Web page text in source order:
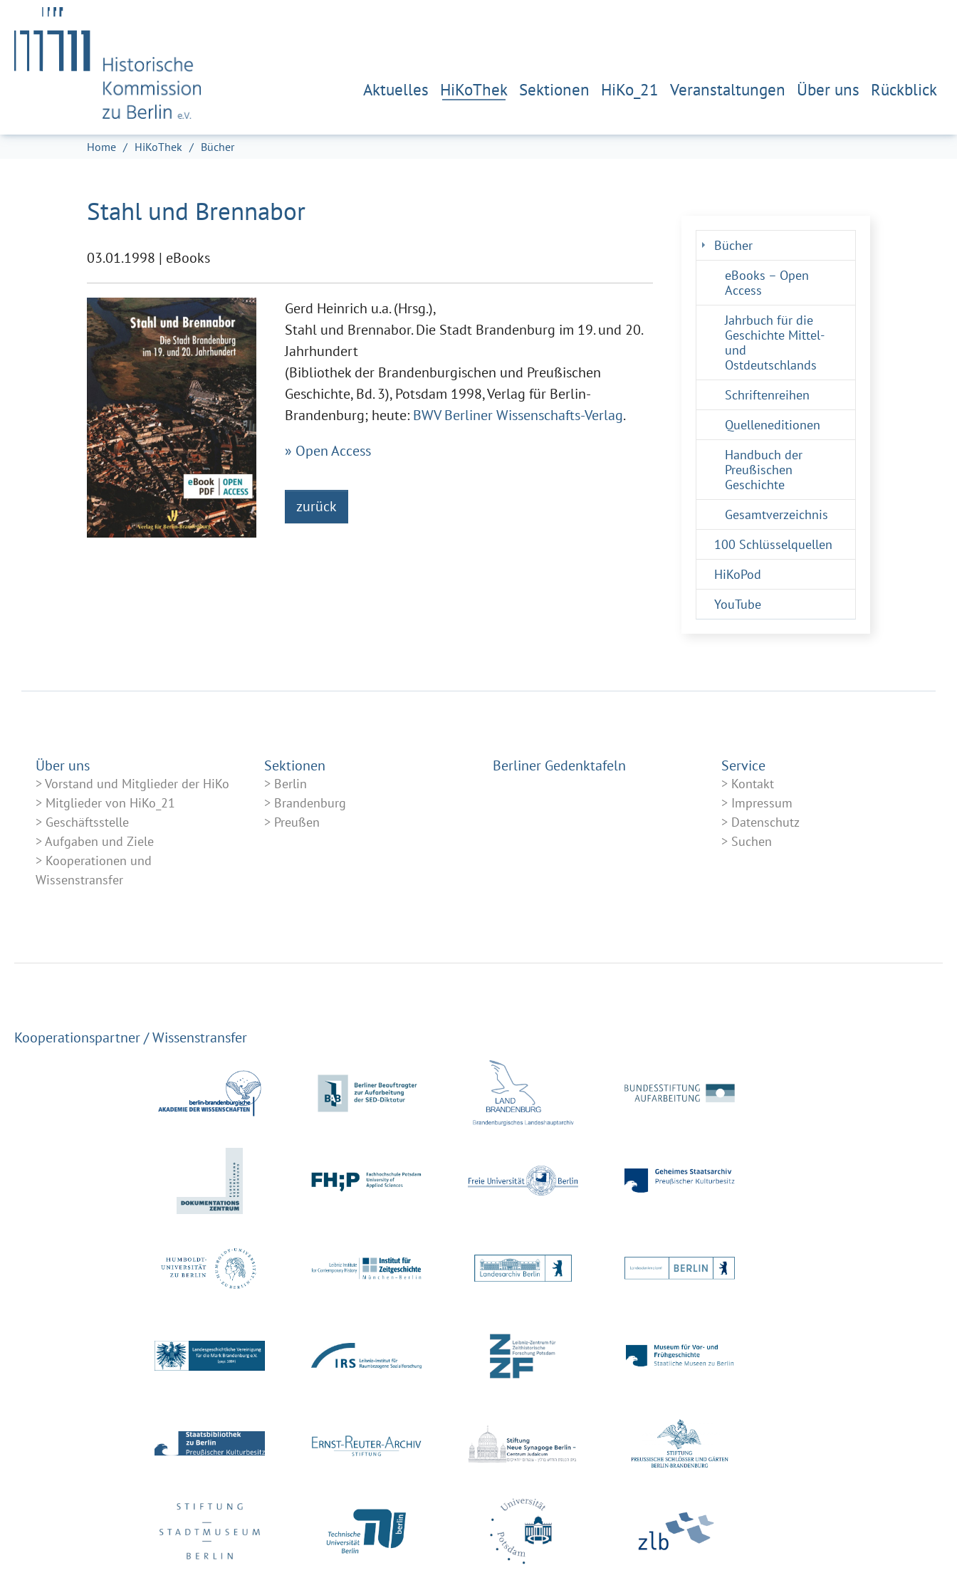
Zum Hauptinhalt springen
Skip to page footer
Aktuelles HiKoThek Sektionen HiKo_21 Veranstaltungen Über uns Rückblick
Sie sind hier:
Home HiKoThek Bücher
Stahl und Brennabor
03.01.1998 | eBooks
Gerd Heinrich u.a. (Hrsg.),
Stahl und Brennabor. Die Stadt Brandenburg im 19. und 20.
Jahrhundert
(Bibliothek der Brandenburgischen und Preußischen
Geschichte, Bd. 3), Potsdam 1998, Verlag für Berlin-
Brandenburg; heute: BWV Berliner Wissenschafts-Verlag.
» Open Access
zurück
Bücher
eBooks – Open
Access
Jahrbuch für die
Geschichte Mittel-
und
Ostdeutschlands
Schriftenreihen
Quelleneditionen
Handbuch der
Preußischen
Geschichte
Gesamtverzeichnis
100 Schlüsselquellen
HiKoPod
YouTube
Über uns
Vorstand und Mitglieder der HiKo
Mitglieder von HiKo_21
Geschäftsstelle
Aufgaben und Ziele
Kooperationen und
Wissenstransfer
Sektionen
Berlin
Brandenburg
Preußen
Berliner Gedenktafeln Service
Kontakt
Impressum
Datenschutz
Suchen
Kooperationspartner / Wissenstransfer